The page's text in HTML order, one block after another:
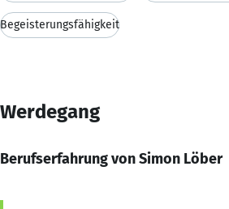
Begeisterungsfähigkeit
Werdegang
Berufserfahrung von Simon Löber